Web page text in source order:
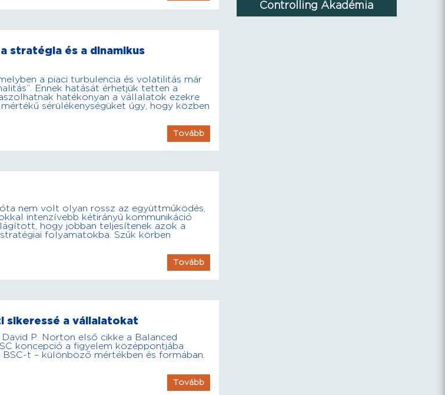
stratégia és a dinamikus
a piaci turbulencia és volatilitás már
Ennek hatását érhetjük tetten a
hatékonyan a vállalatok ezekre
sérülékenységüket úgy, hogy közben
Tovább
nem volt olyan rossz az együttműködés,
intenzívebb kétirányú kommunikáció
hogy jobban teljesítenek azok a
folyamatokba. Szűk körben
Tovább
sikeressé a vállalatokat
P. Norton első cikke a Balanced
koncepció a figyelem középpontjába
t – különböző mértékben és formában.
Tovább
Controlling Akadémia